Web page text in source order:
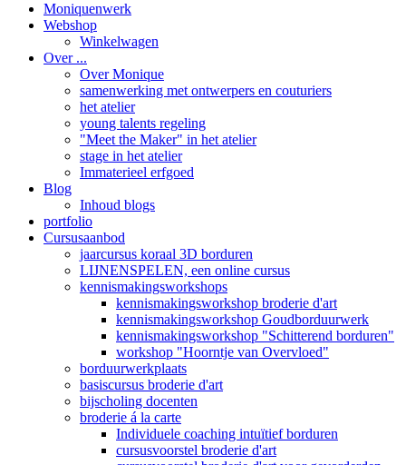
Moniquenwerk
Webshop
Winkelwagen
Over ...
Over Monique
samenwerking met ontwerpers en couturiers
het atelier
young talents regeling
"Meet the Maker" in het atelier
stage in het atelier
Immaterieel erfgoed
Blog
Inhoud blogs
portfolio
Cursusaanbod
jaarcursus koraal 3D borduren
LIJNENSPELEN, een online cursus
kennismakingsworkshops
kennismakingsworkshop broderie d'art
kennismakingsworkshop Goudborduurwerk
kennismakingsworkshop "Schitterend borduren"
workshop "Hoorntje van Overvloed"
borduurwerkplaats
basiscursus broderie d'art
bijscholing docenten
broderie á la carte
Individuele coaching intuïtief borduren
cursusvoorstel broderie d'art